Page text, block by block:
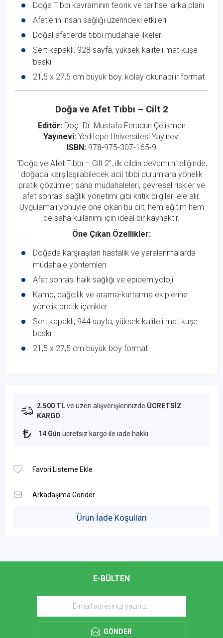
Doğa Tıbbı kavramının teorik ve tarihsel arka planı
Afetlerin insan sağlığı üzerindeki etkileri
Doğal afetlerde tıbbi müdahale ilkeleri
Sert kapaklı, 928 sayfa, yüksek kaliteli mat kuşe
baskı
21,5 x 27,5 cm büyük boy, kolay okunabilir format
Doğa ve Afet Tıbbı – Cilt 2
Editör:Doç. Dr. Mustafa Ferudun Çelikmen
Yayınevi: Yeditepe Üniversitesi Yayınevi
ISBN: 978-975-307-165-9
"Doğa ve Afet Tıbbı – Cilt 2", ilk cildin devamı niteliğinde,
doğada karşılaşılabilecek acil tıbbi durumlara yönelik
pratik çözümler, saha müdahaleleri, çevresel riskler ve
afet sonrası sağlık yönetimi gibi kritik bilgileri ele alır.
Uygulamalı yönüyle öne çıkan bu cilt, hem eğitim hem
de saha kullanımı için ideal bir kaynaktır.
Öne Çıkan Özellikler:
Doğada karşılaşılan hastalık ve yaralanmalarda
müdahale yöntemleri
Afet sonrası halk sağlığı ve epidemiyoloji
Kamp, dağcılık ve arama-kurtarma ekiplerine
yönelik pratik içerikler
Sert kapaklı, 944 sayfa, yüksek kaliteli mat kuşe
baskı
21,5 x 27,5 cm büyük boy format
2.500 TLve üzeri alışverişlerinizde ÜCRETSİZ
KARGO
14 Gün ücretsiz kargo ile iade hakkı.
Ürün İade Koşulları
E-BÜLTEN
GÖNDER